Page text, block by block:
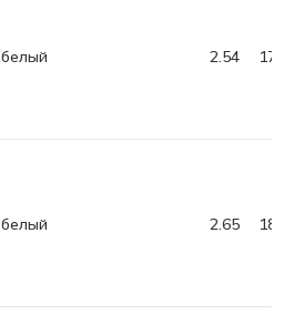
белый 2.54 17.5
белый 2.65 18.5